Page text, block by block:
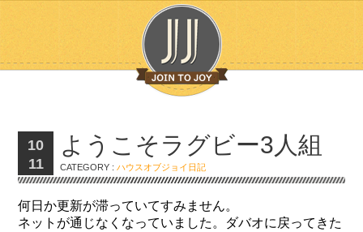
10
11
ようこそラグビー3人組
CATEGORY :ハウスオブジョイ日記
何日か更新が滞っていてすみません。
ネットが通じなくなっていました。ダバオに戻ってきた